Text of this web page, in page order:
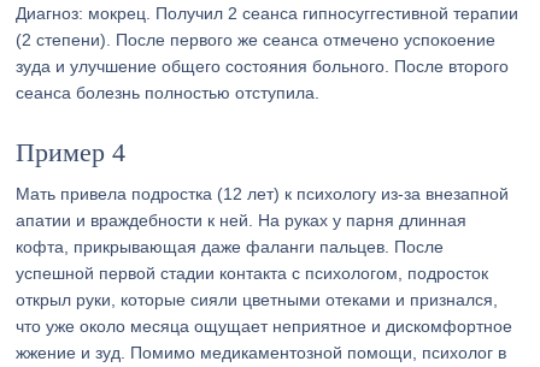
Диагноз: мокрец. Получил 2 сеанса гипносуггестивной терапии
(2 степени). После первого же сеанса отмечено успокоение
зуда и улучшение общего состояния больного. После второго
сеанса болезнь полностью отступила.
Пример 4
Мать привела подростка (12 лет) к психологу из-за внезапной
апатии и враждебности к ней. На руках у парня длинная
кофта, прикрывающая даже фаланги пальцев. После
успешной первой стадии контакта с психологом, подросток
открыл руки, которые сияли цветными отеками и признался,
что уже около месяца ощущает неприятное и дискомфортное
жжение и зуд. Помимо медикаментозной помощи, психолог в